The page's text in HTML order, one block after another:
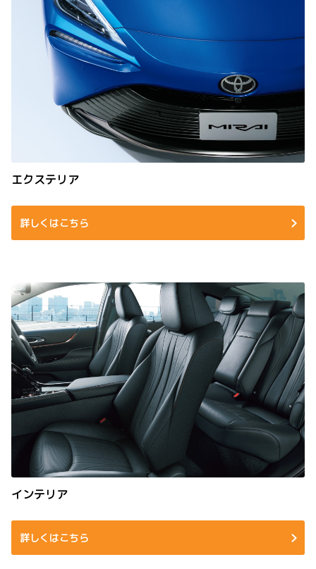
エクステリア
詳しくはこちら
インテリア
詳しくはこちら